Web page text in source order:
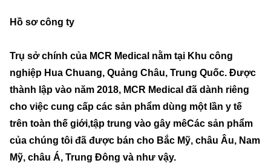
Hồ sơ công ty
Trụ sở chính của MCR Medical nằm tại Khu công
nghiệp Hua Chuang, Quảng Châu, Trung Quốc. Được
thành lập vào năm 2018, MCR Medical đã dành riêng
cho việc cung cấp các sản phẩm dùng một lần y tế
trên toàn thế giới,tập trung vào gây mêCác sản phẩm
của chúng tôi đã được bán cho Bắc Mỹ, châu Âu, Nam
Mỹ, châu Á, Trung Đông và như vậy.